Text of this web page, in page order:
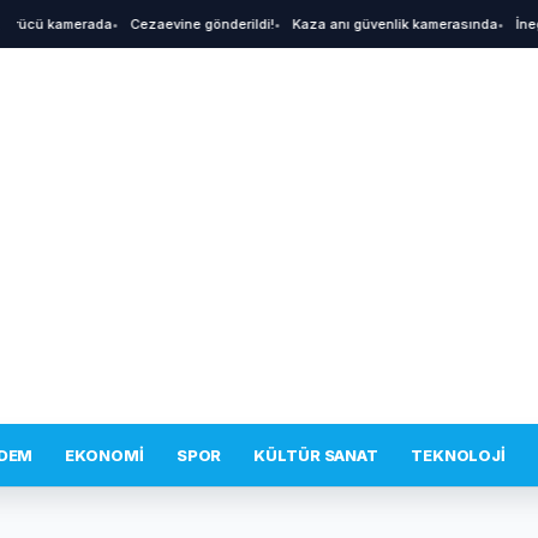
kamerada• Cezaevine gönderildi!• Kaza anı güvenlik kamerasında•
EKONOMI SPOR KÜLTÜR SANAT TEKNOLOJI